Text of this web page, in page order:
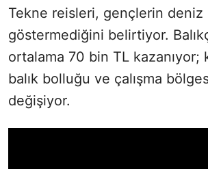
Tekne reisleri, gençlerin deniz
göstermediğini belirtiyor.
ortalama 70 bin TL kazanıyor;
balık bolluğu ve çalışma
değişiyor.